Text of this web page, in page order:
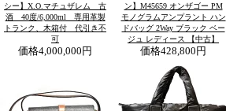
シー】X.O.マチュザレム 古
酒 40度/6,000ml 専用革製
トランク、木箱付 代引き不
可
価格4,000,000円
ン】M45659 オンザゴー PM
モノグラムアンプラント ハン
ドバッグ 2Way ブラック ベー
ジュ レディース 【中古】
価格428,800円